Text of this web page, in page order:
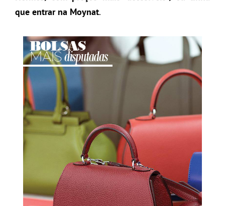
que entrar na Moynat.